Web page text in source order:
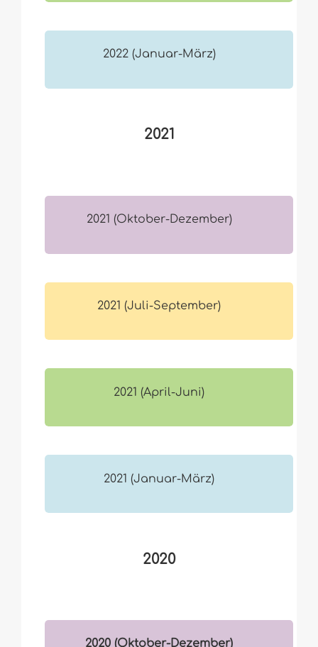
2022 (Januar-März)
2021
2021 (Oktober-Dezember)
2021 (Juli-September)
2021 (April-Juni)
2021 (Januar-März)
2020
2020 (Oktober-Dezember)